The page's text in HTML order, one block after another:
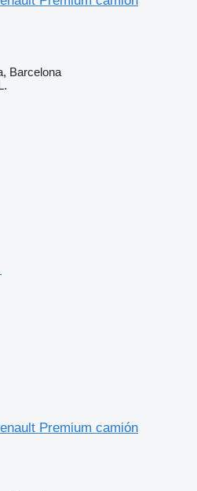
Barcelona
Premium camión